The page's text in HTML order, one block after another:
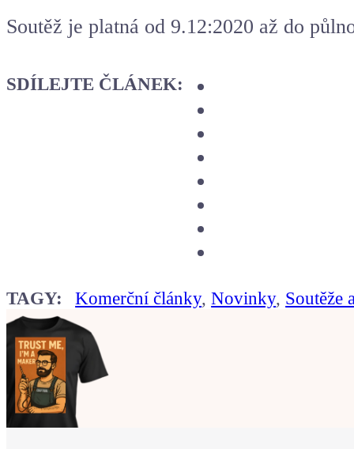
Soutěž je platná od 9.12:2020 až do
SDÍLEJTE ČLÁNEK:
TAGY: Komerční články,Novinky, Soutěže